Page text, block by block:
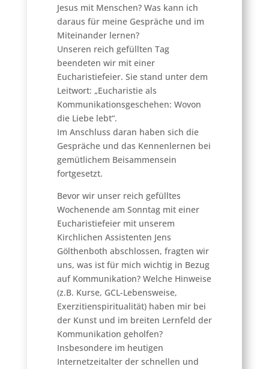
Jesus mit Menschen? Was kann ich
daraus für meine Gespräche und im
Miteinander lernen?
Unseren reich gefüllten Tag
beendeten wir mit einer
Eucharistiefeier. Sie stand unter dem
Leitwort: „Eucharistie als
Kommunikationsgeschehen: Wovon
die Liebe lebt“.
Im Anschluss daran haben sich die
Gespräche und das Kennenlernen bei
gemütlichem Beisammensein
fortgesetzt.
Bevor wir unser reich gefülltes
Wochenende am Sonntag mit einer
Eucharistiefeier mit unserem
Kirchlichen Assistenten Jens
Gölthenboth abschlossen, fragten wir
uns, was ist für mich wichtig in Bezug
auf Kommunikation? Welche Hinweise
(z.B. Kurse, GCL-Lebensweise,
Exerzitienspiritualität) haben mir bei
der Kunst und im breiten Lernfeld der
Kommunikation geholfen?
Insbesondere im heutigen
Internetzeitalter der schnellen und